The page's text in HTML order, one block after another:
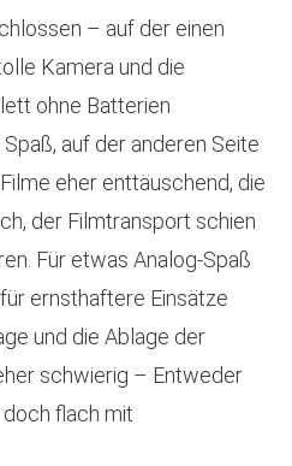
– auf der einen
Kamera und die
ohne Batterien
auf der anderen Seite
eher enttäuschend, die
der Filmtransport schien
Für etwas Analog-Spaß
ernsthaftere Einsätze
und die Ablage der
schwierig – Entweder
flach mit